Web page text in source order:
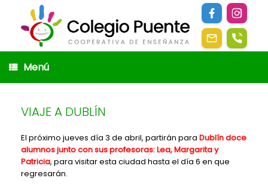
contenido
Menú
VIAJE A DUBLÍN
El próximo jueves día 3 de abril, partirán para Dublín doce
alumnos junto con sus profesoras: Lea, Margarita y
Patricia, para visitar esta ciudad hasta el día 6 en que
regresarán.